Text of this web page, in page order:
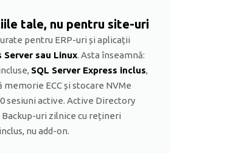
tale, nu pentru site-uri
pentru ERP-uri și aplicații
Server sau Linux. Asta înseamnă:
SQL Server Express inclus,
ECC și stocare NVMe
sesiuni active. Active Directory
uri zilnice cu rețineri
nu add-on.